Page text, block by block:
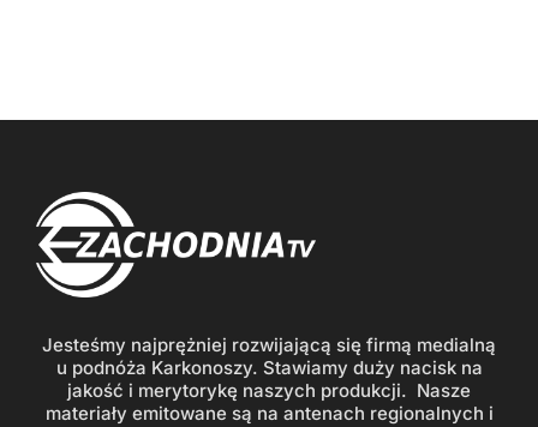
Jesteśmy najprężniej rozwijającą się firmą medialną
u podnóża Karkonoszy. Stawiamy duży nacisk na
jakość i merytorykę naszych produkcji. Nasze
materiały emitowane są na antenach regionalnych i